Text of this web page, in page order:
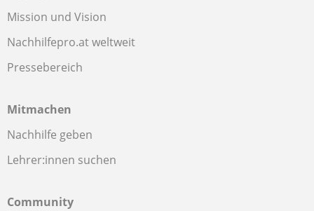
Mission und Vision
Nachhilfepro.at weltweit
Pressebereich
Mitmachen
Nachhilfe geben
Lehrer:innen suchen
Community